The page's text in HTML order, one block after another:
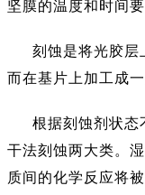
坚膜的温度和时间要
刻蚀是将光胶层
而在基片上加工成
根据刻蚀剂状态
干法刻蚀两大类。
质间的化学反应将